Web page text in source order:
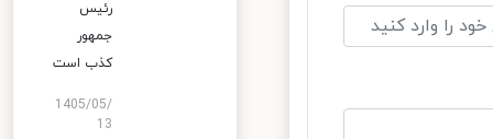
رئیس
جمهور
کذب است
1405/05/
13